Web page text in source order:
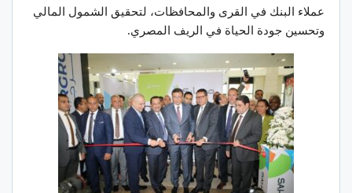
عملاء البنك في القرى والمحافظات، لتحقيق الشمول المالي
وتحسين جودة الحياة في الريف المصري.